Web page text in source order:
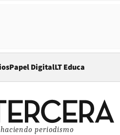
Papel DigitalOpens in new
LT Educa
haciendo periodismo